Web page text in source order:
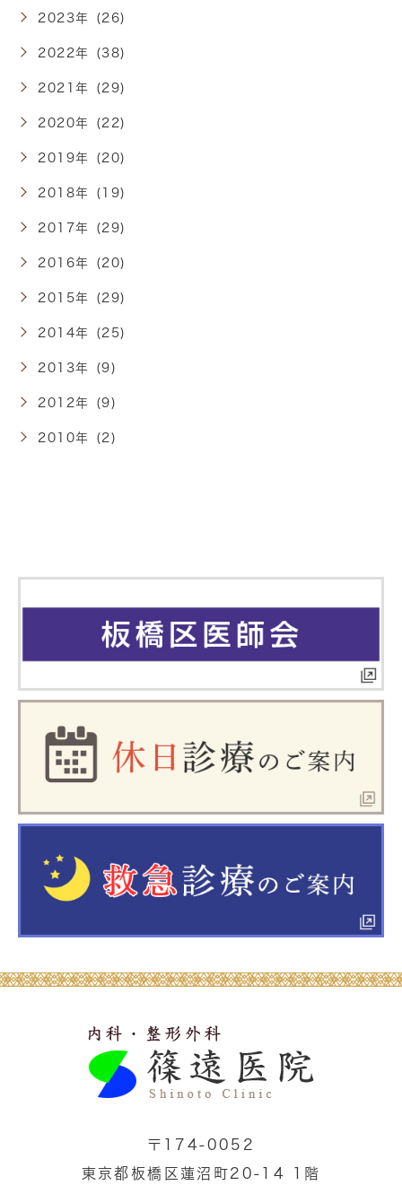
2023年 (26)
2022年 (38)
2021年 (29)
2020年 (22)
2019年 (20)
2018年 (19)
2017年 (29)
2016年 (20)
2015年 (29)
2014年 (25)
2013年 (9)
2012年 (9)
2010年 (2)
〒174-0052
東京都板橋区蓮沼町20-14 1階